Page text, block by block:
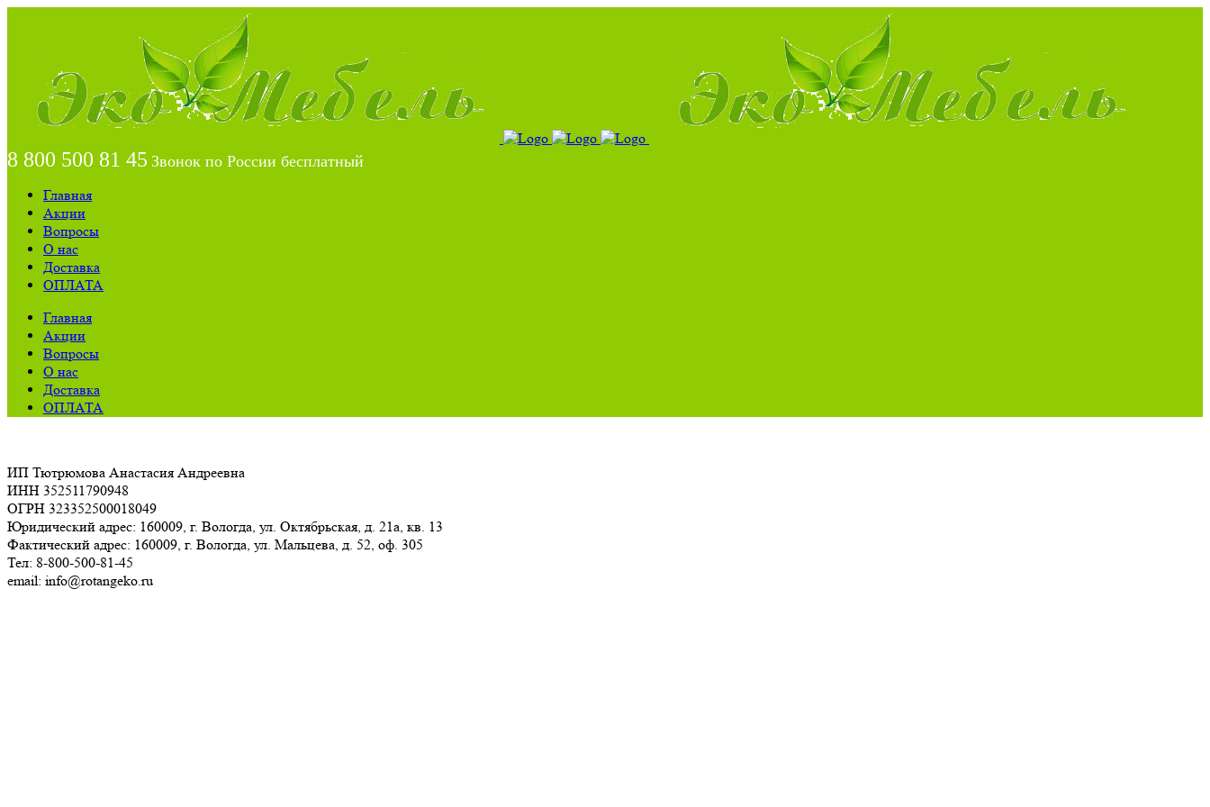
8 800 500 81 45 Звонок по России бесплатный
Главная
Акции
Вопросы
О нас
Доставка
ОПЛАТА
Главная
Акции
Вопросы
О нас
Доставка
ОПЛАТА
ИП Тютрюмова Анастасия Андреевна
ИНН 352511790948
ОГРН 323352500018049
Юридический адрес: 160009, г. Вологда, ул. Октябрьская, д. 21а, кв. 13
Фактический адрес: 160009, г. Вологда, ул. Мальцева, д. 52, оф. 305
Тел: 8-800-500-81-45
email: info@rotangeko.ru